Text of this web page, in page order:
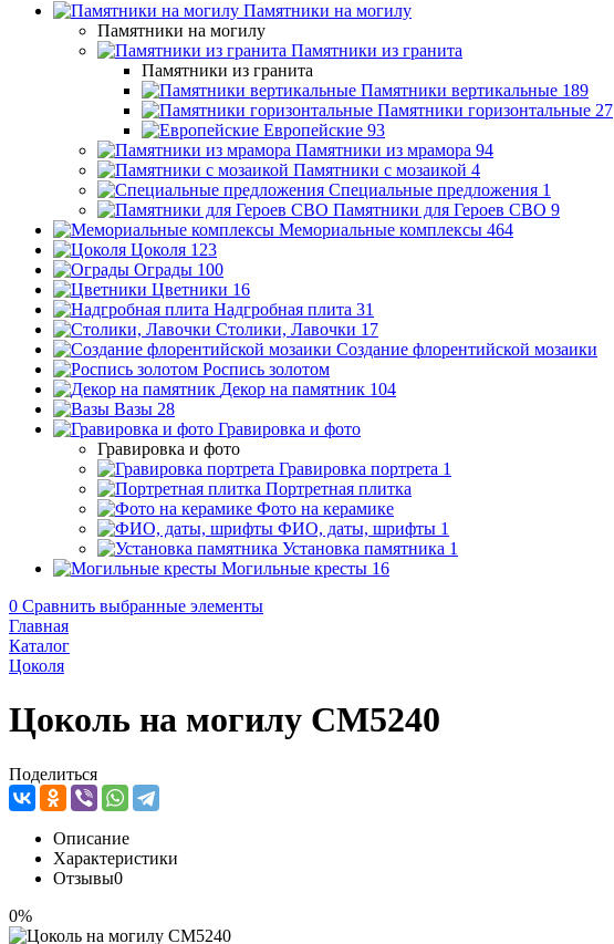
Памятники на могилу
Памятники на могилу
Памятники из гранита
Памятники из гранита
Памятники вертикальные 189
Памятники горизонтальные 27
Европейские 93
Памятники из мрамора 94
Памятники с мозаикой 4
Специальные предложения 1
Памятники для Героев СВО 9
Мемориальные комплексы 464
Цоколя 123
Ограды 100
Цветники 16
Надгробная плита 31
Столики, Лавочки 17
Создание флорентийской мозаики
Роспись золотом
Декор на памятник 104
Вазы 28
Гравировка и фото
Гравировка и фото
Гравировка портрета 1
Портретная плитка
Фото на керамике
ФИО, даты, шрифты 1
Установка памятника 1
Могильные кресты 16
0 Сравнить выбранные элементы
Главная
Каталог
Цоколя
Цоколь на могилу CM5240
Поделиться
Описание
Характеристики
Отзывы0
0%